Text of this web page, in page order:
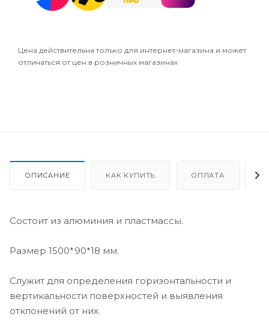
Цена действительна только для интернет-магазина и может
отличаться от цен в розничных магазинах
ОПИСАНИЕ КАК КУПИТЬ ОПЛАТА
Состоит из алюминия и пластмассы.
Размер 1500*90*18 мм.
Служит для определения горизонтальности и
вертикальности поверхностей и выявления
отклонений от них.